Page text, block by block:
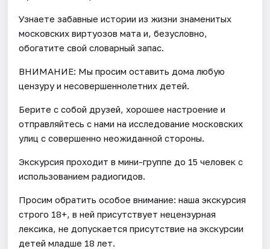
Узнаете забавные истории из жизни знаменитых
московских виртуозов мата и, безусловно,
обогатите свой словарный запас.
ВНИМАНИЕ: Мы просим оставить дома любую
цензуру и несовершеннолетних детей.
Берите с собой друзей, хорошее настроение и
отправляйтесь с нами на исследование московских
улиц с совершенно неожиданной стороны.
Экскурсия проходит в мини-группе до 15 человек с
использованием радиогидов.
Просим обратить особое внимание: наша экскурсия
строго 18+, в ней присутствует нецензурная
лексика, не допускается присутствие на экскурсии
детей младше 18 лет.